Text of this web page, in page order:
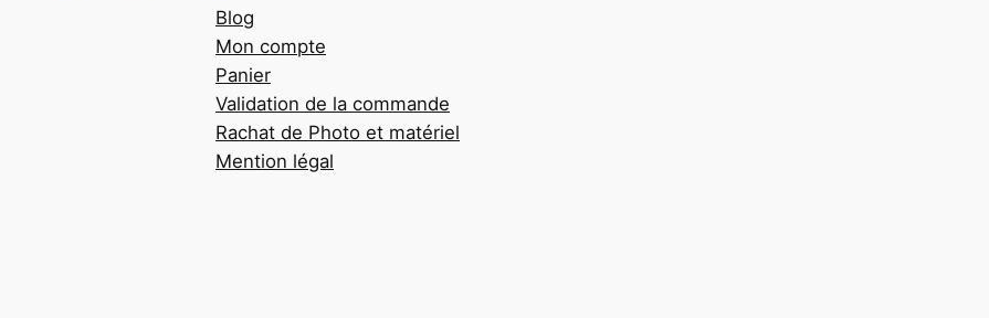
Blog
Mon compte
Panier
Validation de la commande
Rachat de Photo et matériel
Mention légal